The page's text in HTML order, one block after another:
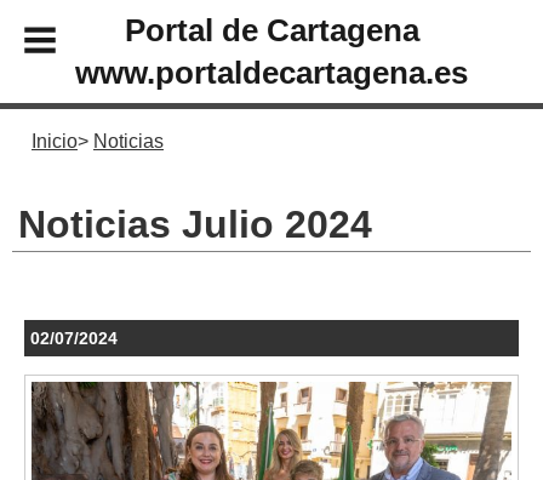
Portal de Cartagena
www.portaldecartagena.es
Inicio Noticias
Noticias Julio 2024
02/07/2024